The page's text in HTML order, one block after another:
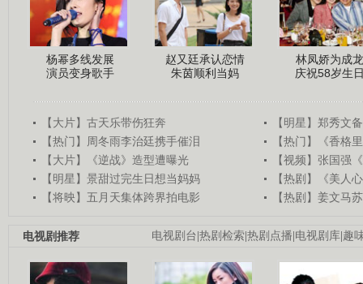
杨幂多线发展
演员变身歌手
赵又廷承认恋情
朱茵顺利当妈
林凤娇为成龙
庆祝58岁生
【大片】古天乐带伤狂奔
【明星】郑秀文
【热门】周冬雨李治廷携手催泪
【热门】《香格
【大片】《逆战》造型遭曝光
【视频】张国强
【明星】景甜过完生日想当妈妈
【热剧】《美人
【将映】五月天集体跨界拍电影
【热剧】姜文马
电视剧台 热剧检索 热剧点播 电视剧库 趣
电视剧推荐